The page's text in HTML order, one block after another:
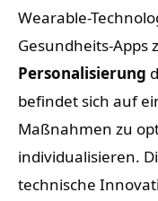
Wearable-
Gesundheits-Apps
Personalisierung
befindet sich auf
Maßnahmen zu
individualisieren.
technische